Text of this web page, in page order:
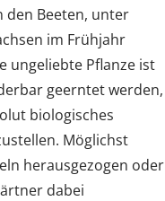
den Beeten, unter
im Frühjahr
ungeliebte Pflanze ist
geerntet werden,
biologisches
Möglichst
herausgezogen oder
dabei